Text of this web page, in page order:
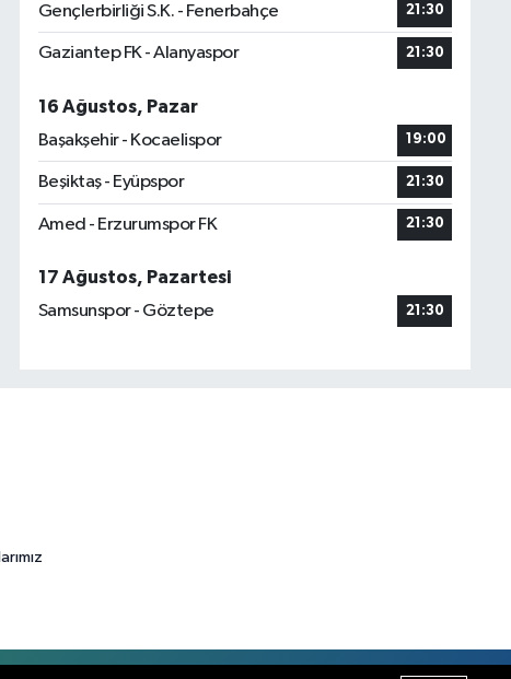
Gençlerbirliği S.K. - Fenerbahçe 21:30
Gaziantep FK - Alanyaspor 21:30
16 Ağustos, Pazar
Başakşehir - Kocaelispor
19:00
Beşiktaş - Eyüpspor 21:30
Amed - Erzurumspor FK 21:30
17 Ağustos, Pazartesi
Samsunspor - Göztepe
21:30